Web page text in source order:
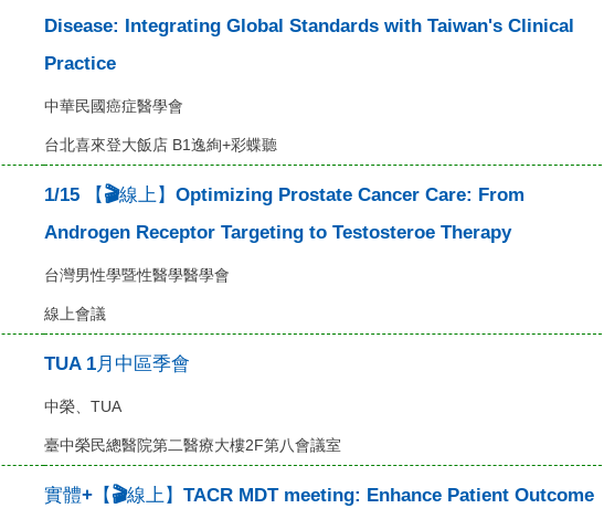
Disease: Integrating Global Standards with Taiwan's Clinical
Practice
中華民國癌症醫學會
台北喜來登大飯店 B1逸絢+彩蝶聽
1/15 【🎬線上】Optimizing Prostate Cancer Care: From
Androgen Receptor Targeting to Testosteroe Therapy
台灣男性學暨性醫學醫學會
線上會議
TUA 1月中區季會
中榮、TUA
臺中榮民總醫院第二醫療大樓2F第八會議室
實體+【🎬線上】TACR MDT meeting: Enhance Patient Outcome